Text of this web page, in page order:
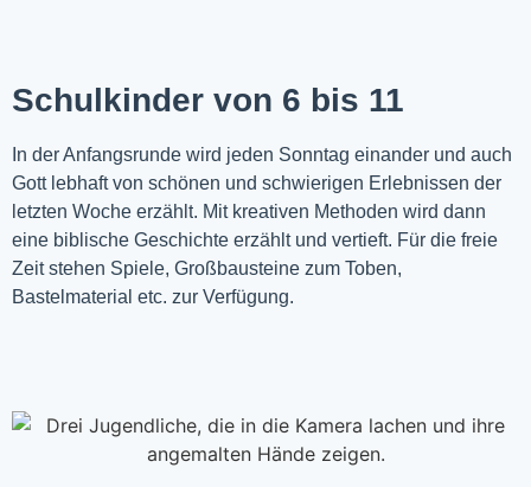
Schulkinder von 6 bis 11
In der Anfangsrunde wird jeden Sonntag einander und auch
Gott lebhaft von schönen und schwierigen Erlebnissen der
letzten Woche erzählt. Mit kreativen Methoden wird dann
eine biblische Geschichte erzählt und vertieft. Für die freie
Zeit stehen Spiele, Großbausteine zum Toben,
Bastelmaterial etc. zur Verfügung.